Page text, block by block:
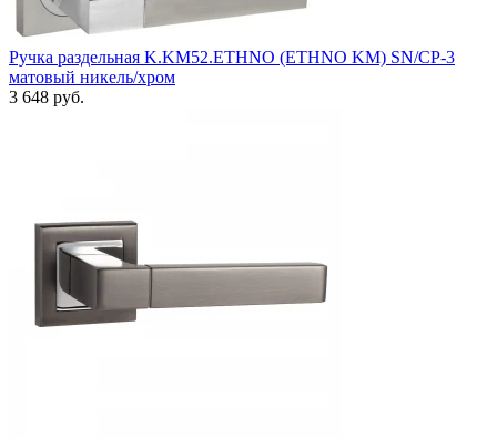
Ручка раздельная K.KM52.ETHNO (ETHNO KM) SN/CP-3
матовый никель/хром
3 648 руб.